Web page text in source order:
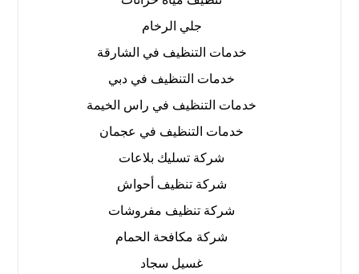
جلي الرخام
خدمات التنظيف في الشارقة
خدمات التنظيف في دبي
خدمات التنظيف في راس الخيمة
خدمات التنظيف في عجمان
شركة تسليك بلاعات
شركة تنظيف أحواش
شركة تنظيف مفروشات
شركة مكافحة الحمام
غسيل سجاد